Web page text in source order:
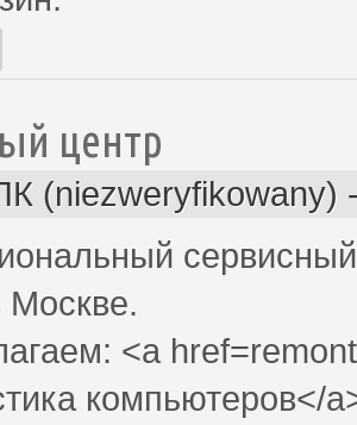
центр
(niezweryfikowany)
Москве.
<a
компьютеров</